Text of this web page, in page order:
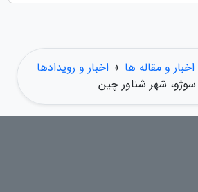
و مقاله ها » اخبار و رویدادها
سوژو، شهر شناور چین